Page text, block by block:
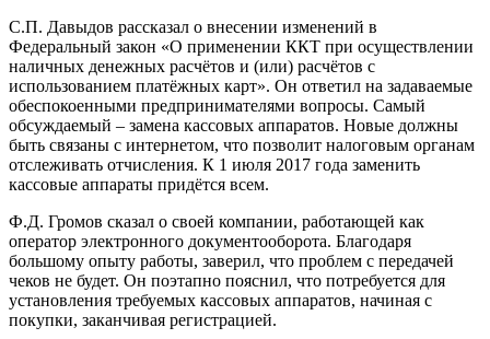
С.П. Давыдов рассказал о внесении изменений в
Федеральный закон «О применении ККТ при осуществлении
наличных денежных расчётов и (или) расчётов с
использованием платёжных карт». Он ответил на задаваемые
обеспокоенными предпринимателями вопросы. Самый
обсуждаемый – замена кассовых аппаратов. Новые должны
быть связаны с интернетом, что позволит налоговым органам
отслеживать отчисления. К 1 июля 2017 года заменить
кассовые аппараты придётся всем.
Ф.Д. Громов сказал о своей компании, работающей как
оператор электронного документооборота. Благодаря
большому опыту работы, заверил, что проблем с передачей
чеков не будет. Он поэтапно пояснил, что потребуется для
установления требуемых кассовых аппаратов, начиная с
покупки, заканчивая регистрацией.